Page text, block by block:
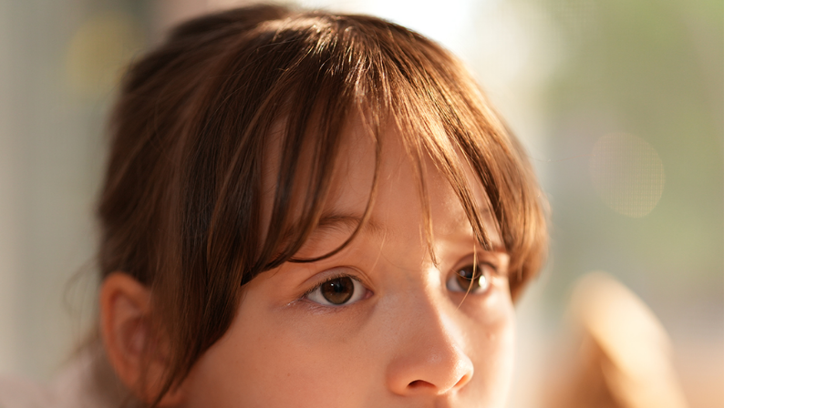
Mobile 8P Chính
Diện: Màn Hình Rời
Và Công Nghệ
Đánh giá DJI Mic Mini 2:
Chiếc mic “quốc dân” mới
cho content creator 2026
Đông Hồ Lê